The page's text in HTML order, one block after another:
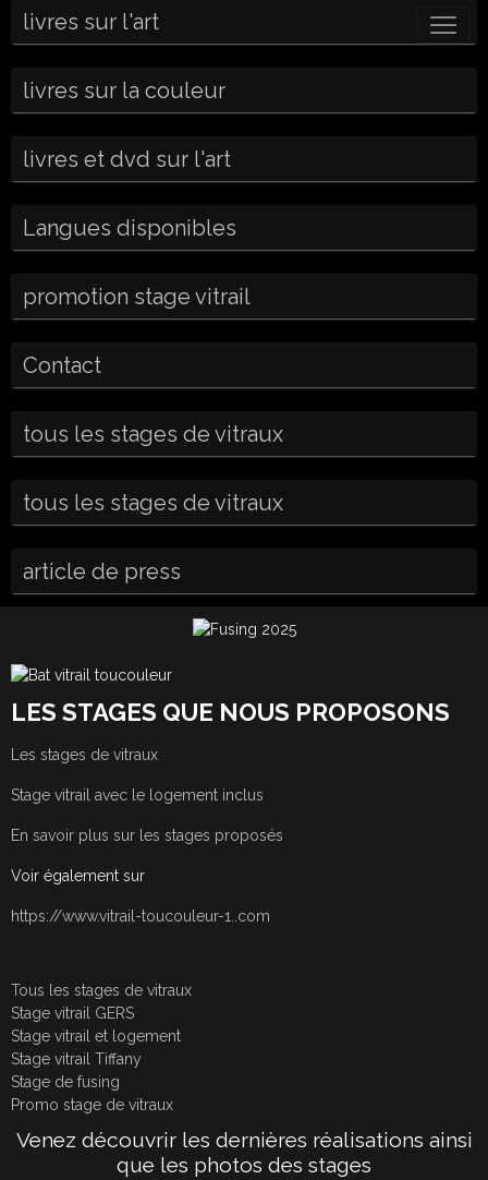
livres sur l'art
livres sur la couleur
livres et dvd sur l'art
Langues disponibles
promotion stage vitrail
Contact
tous les stages de vitraux
tous les stages de vitraux
article de press
LES STAGES QUE NOUS PROPOSONS
Les stages de vitraux
Stage vitrail avec le logement inclus
En savoir plus sur les stages proposés
Voir également sur
https://www.vitrail-toucouleur-1..com
Tous les stages de vitraux
Stage vitrail GERS
Stage vitrail et logement
Stage vitrail Tiffany
Stage de fusing
Promo stage de vitraux
Venez découvrir les dernières réalisations ainsi
que les photos des stages